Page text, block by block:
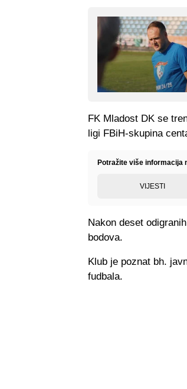
FK Mladost DK se
ligi FBiH-skupina
Potražite više informacija
VIJESTI
Nakon deset
bodova.
Klub je poznat bh.
fudbala.